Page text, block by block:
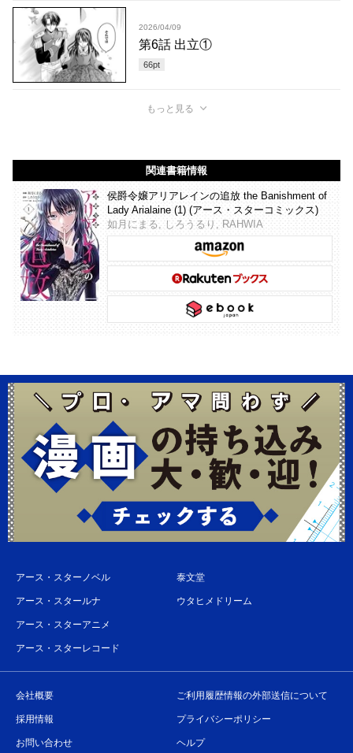
2026/04/09
第6話 出立①
66pt
もっと見る
関連書籍情報
侯爵令嬢アリアレインの追放 the Banishment of
Lady Arialaine (1) (アース・スターコミックス)
如月にまる, しろうるり, RAHWIA
アース・スターノベル
アース・スタールナ
アース・スターアニメ
アース・スターレコード
泰文堂
ウタヒメドリーム
会社概要
採用情報
お問い合わせ
ご利用履歴情報の外部送信について
プライバシーポリシー
ヘルプ